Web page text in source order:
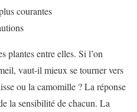
courantes
plantes entre elles. Si l’on
vaut-il mieux se tourner vers
ou la camomille ? La réponse
la sensibilité de chacun. La